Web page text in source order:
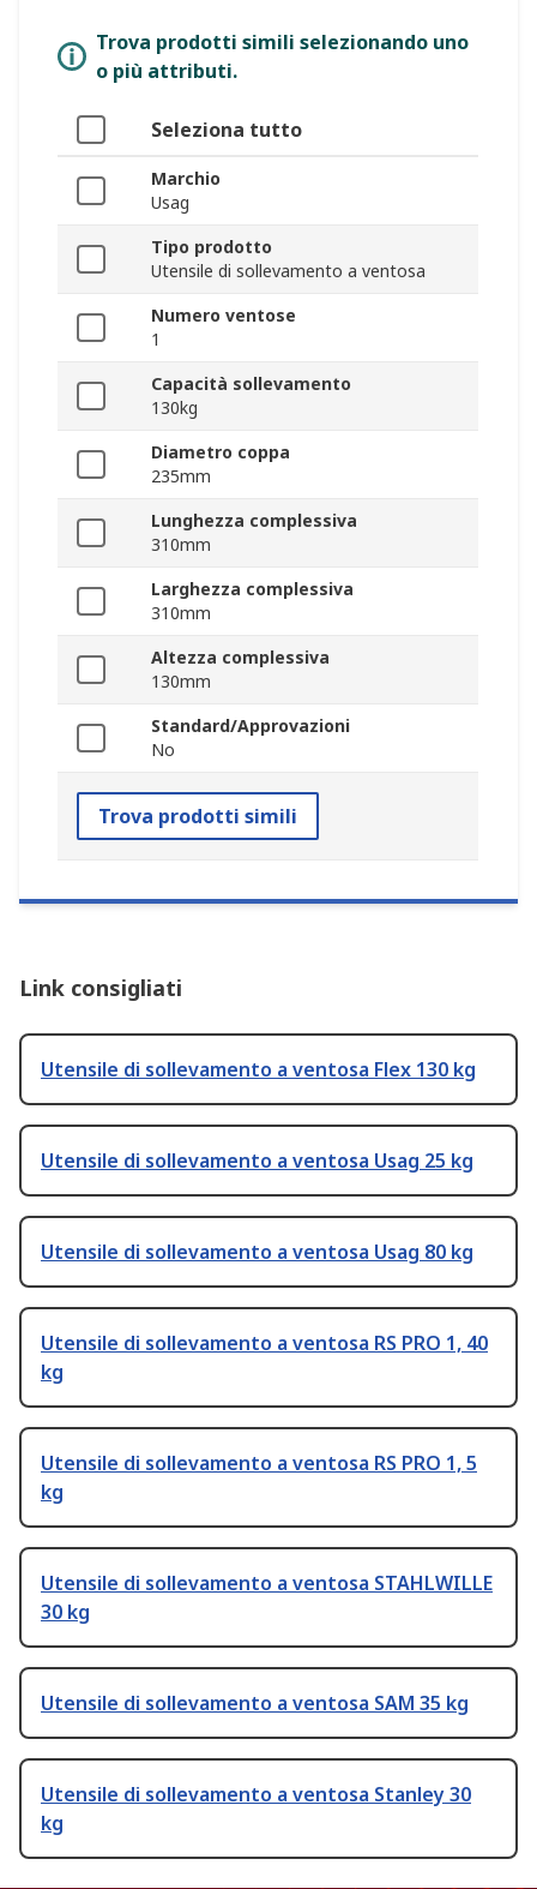
Trova prodotti simili selezionando uno
o più attributi.
Seleziona tutto
Marchio
Usag
Tipo prodotto
Utensile di sollevamento a ventosa
Numero ventose
1
Capacità sollevamento
130kg
Diametro coppa
235mm
Lunghezza complessiva
310mm
Larghezza complessiva
310mm
Altezza complessiva
130mm
Standard/Approvazioni
No
Trova prodotti simili
Link consigliati
Utensile di sollevamento a ventosa Flex 130 kg
Utensile di sollevamento a ventosa Usag 25 kg
Utensile di sollevamento a ventosa Usag 80 kg
Utensile di sollevamento a ventosa RS PRO 1, 40
kg
Utensile di sollevamento a ventosa RS PRO 1, 5
kg
Utensile di sollevamento a ventosa STAHLWILLE
30 kg
Utensile di sollevamento a ventosa SAM 35 kg
Utensile di sollevamento a ventosa Stanley 30
kg